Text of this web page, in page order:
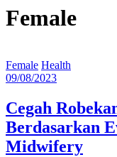
Female
Female Health
09/08/2023
Cegah
Berdasarkan
Midwifery